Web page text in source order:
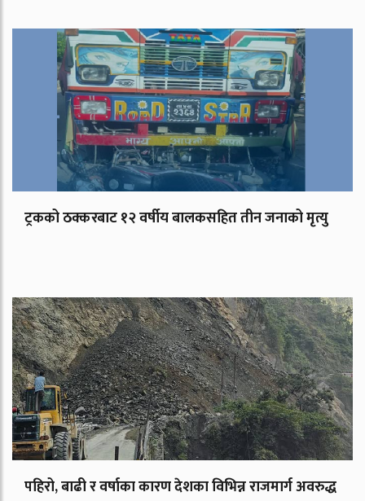
ट्रकको ठक्करबाट १२ वर्षीय बालकसहित तीन जनाको मृत्यु
पहिरो, बाढी र वर्षाका कारण देशका विभिन्न राजमार्ग अवरुद्ध